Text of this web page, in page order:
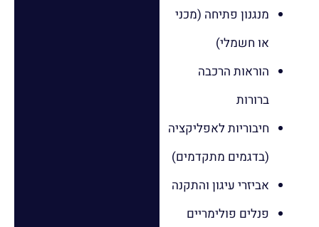
מנגנון פתיחה (מכני
או חשמלי)
הוראות הרכבה
ברורות
חיבוריות לאפליקציה
(בדגמים מתקדמים)
אביזרי עיגון והתקנה
פנלים פולימריים